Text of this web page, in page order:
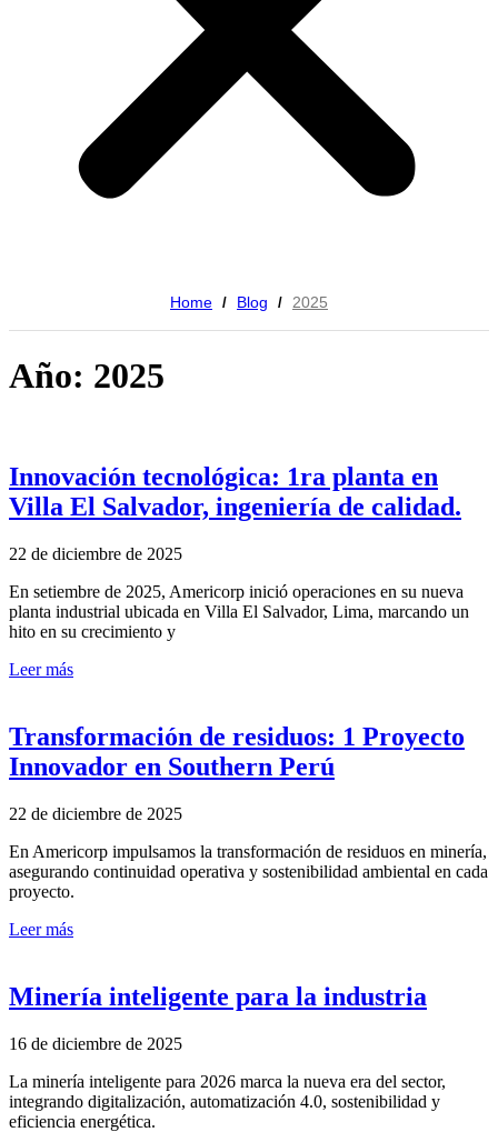
Home / Blog / 2025
Año: 2025
Innovación tecnológica: 1ra planta en
Villa El Salvador, ingeniería de calidad.
22 de diciembre de 2025
En setiembre de 2025, Americorp inició operaciones en su nueva
planta industrial ubicada en Villa El Salvador, Lima, marcando un
hito en su crecimiento y
Leer más
Transformación de residuos: 1 Proyecto
Innovador en Southern Perú
22 de diciembre de 2025
En Americorp impulsamos la transformación de residuos en minería,
asegurando continuidad operativa y sostenibilidad ambiental en cada
proyecto.
Leer más
Minería inteligente para la industria
16 de diciembre de 2025
La minería inteligente para 2026 marca la nueva era del sector,
integrando digitalización, automatización 4.0, sostenibilidad y
eficiencia energética.